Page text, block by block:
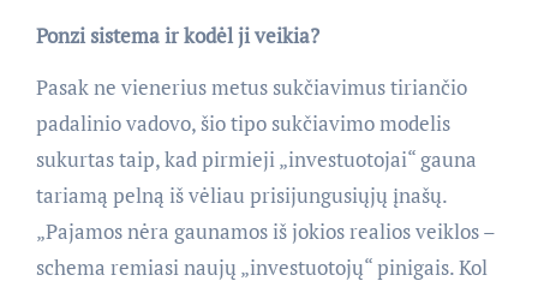
Ponzi sistema ir kodėl ji veikia?
Pasak ne vienerius metus sukčiavimus tiriančio
padalinio vadovo, šio tipo sukčiavimo modelis
sukurtas taip, kad pirmieji „investuotojai“ gauna
tariamą pelną iš vėliau prisijungusiųjų įnašų.
„Pajamos nėra gaunamos iš jokios realios veiklos –
schema remiasi naujų „investuotojų“ pinigais. Kol